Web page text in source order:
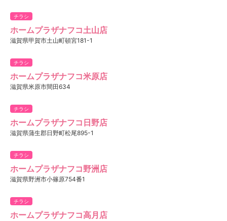
チラシ
ホームプラザナフコ土山店
滋賀県甲賀市土山町頓宮181-1
チラシ
ホームプラザナフコ米原店
滋賀県米原市間田634
チラシ
ホームプラザナフコ日野店
滋賀県蒲生郡日野町松尾895-1
チラシ
ホームプラザナフコ野洲店
滋賀県野洲市小篠原754番1
チラシ
ホームプラザナフコ高月店